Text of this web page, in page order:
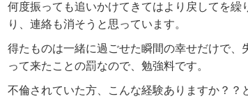
を
し
て
何度振っても追いかけてきてはより戻してを
り、連絡も消そうと思っています。
得たものは一緒に過ごせた瞬間の幸せだけで
って来たことの罰なので、勉強料です。
不倫されていた方、こんな経験ありますか？？